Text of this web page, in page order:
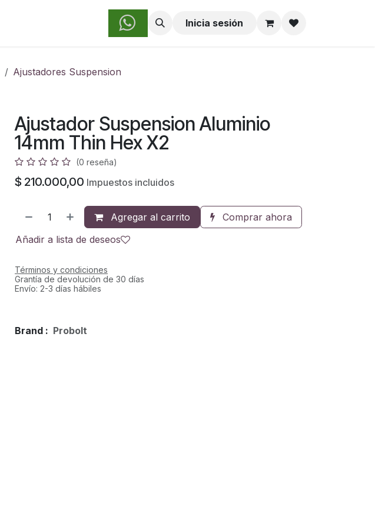
Sobre Nosotros Inicia sesión
Ajustadores Suspension
Ajustador Suspension Aluminio
14mm Thin Hex X2
(0 reseña)
$ 210.000,00 Impuestos incluidos
Agregar al carrito
Comprar ahora
Añadir a lista de deseos
Términos y condiciones
Grantía de devolución de 30 días
Envío: 2-3 días hábiles
Brand : Probolt